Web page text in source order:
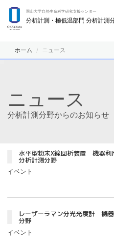
岡山大学自然生命科学研究支援センター
分析計測・極低温部門 分析計測
ホーム ニュース
ニュース
分析計測分野からのお知らせ
水平型粉末X線回析装置 機器利
分析計測分野
イベント
レーザーラマン分光光度計 機
分野
イベント